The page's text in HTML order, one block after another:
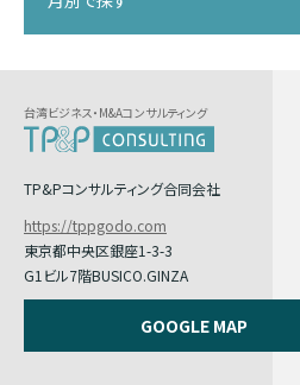
台湾ビジネス・M&Aコンサルティング
TP&Pコンサルティング合同会社
https://tppgodo.com
東京都中央区銀座1-3-3
G1ビル7階BUSICO.GINZA
GOOGLE MAP